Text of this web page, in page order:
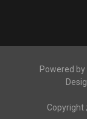
Powered by
Copyright